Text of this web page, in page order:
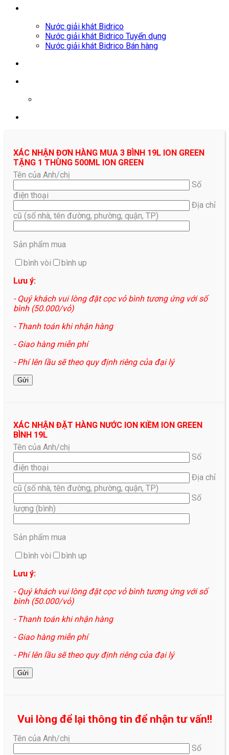
Nước giải khát Bidrico
Nước giải khát Bidrico Tuyển dụng
Nước giải khát Bidrico Bán hàng
XÁC NHẬN ĐƠN HÀNG MUA 3 BÌNH 19L ION GREEN
TẶNG 1 THÙNG 500ML ION GREEN
Tên của Anh/chị
Số
điện thoại
Địa chỉ
cũ (số nhà, tên đường, phường, quận, TP)
Sản phẩm mua
bình vòi
bình up
Lưu ý:
- Quý khách vui lòng đặt cọc vỏ bình tương ứng với số
bình (50.000/vỏ)
- Thanh toán khi nhận hàng
- Giao hàng miễn phí
- Phí lên lầu sẽ theo quy định riêng của đại lý
XÁC NHẬN ĐẶT HÀNG NƯỚC ION KIỀM ION GREEN
BÌNH 19L
Tên của Anh/chị
Số
điện thoại
Địa chỉ
cũ (số nhà, tên đường, phường, quận, TP)
Số
lượng (bình)
Sản phẩm mua
bình vòi
bình up
Lưu ý:
- Quý khách vui lòng đặt cọc vỏ bình tương ứng với số
bình (50.000/vỏ)
- Thanh toán khi nhận hàng
- Giao hàng miễn phí
- Phí lên lầu sẽ theo quy định riêng của đại lý
Vui lòng để lại thông tin để nhận tư vấn!!
Tên của Anh/chị
Số